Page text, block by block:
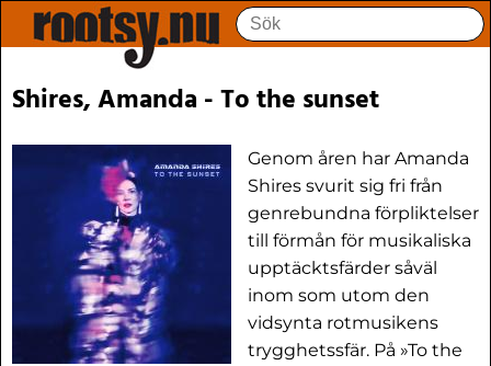
Shires, Amanda - To the sunset
Genom åren har Amanda
Shires svurit sig fri från
genrebundna förpliktelser
till förmån för musikaliska
upptäcktsfärder såväl
inom som utom den
vidsynta rotmusikens
trygghetssfär. På »To the